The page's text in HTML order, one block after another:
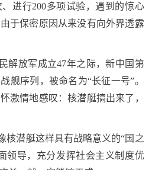
进行200多项试验，遇到的惊心
于保密原因从来没有向外界透露
解放军成立47年之际，新中国第
舰序列，被命名为“长征一号”。
激情地感叹：核潜艇搞出来了，
核潜艇这样具有战略意义的“国之
领导，充分发挥社会主义制度优